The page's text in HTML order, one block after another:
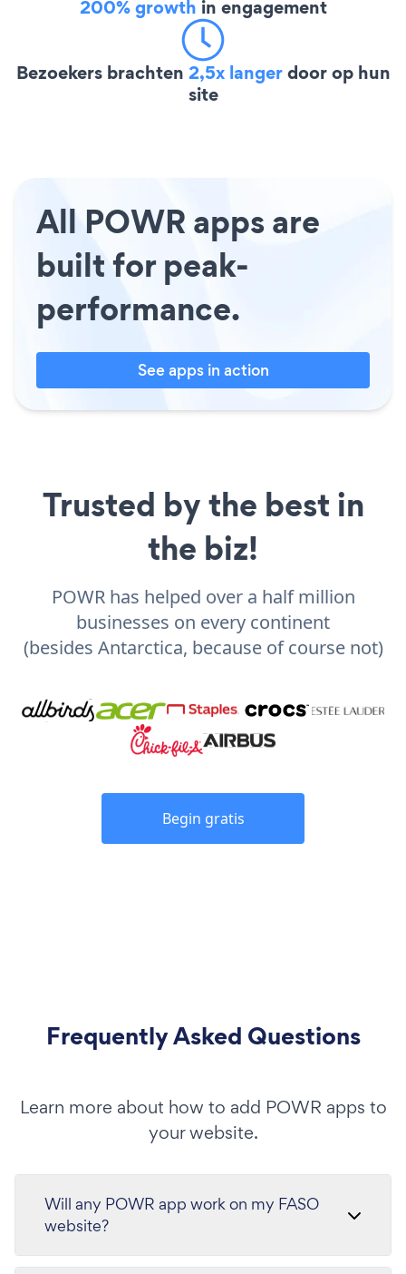
200% growth in engagement
Bezoekers brachten 2,5x langerdoor op hun
site
All POWR apps are
built for peak-
performance.
See apps in action
Trusted by the best in
the biz!
POWR has helped over a half million
businesses on every continent
(besides Antarctica, because of course not)
Begin gratis
Frequently Asked Questions
Learn more about how to add POWR apps to
your website.
Will any POWR app work on my FASO
website?